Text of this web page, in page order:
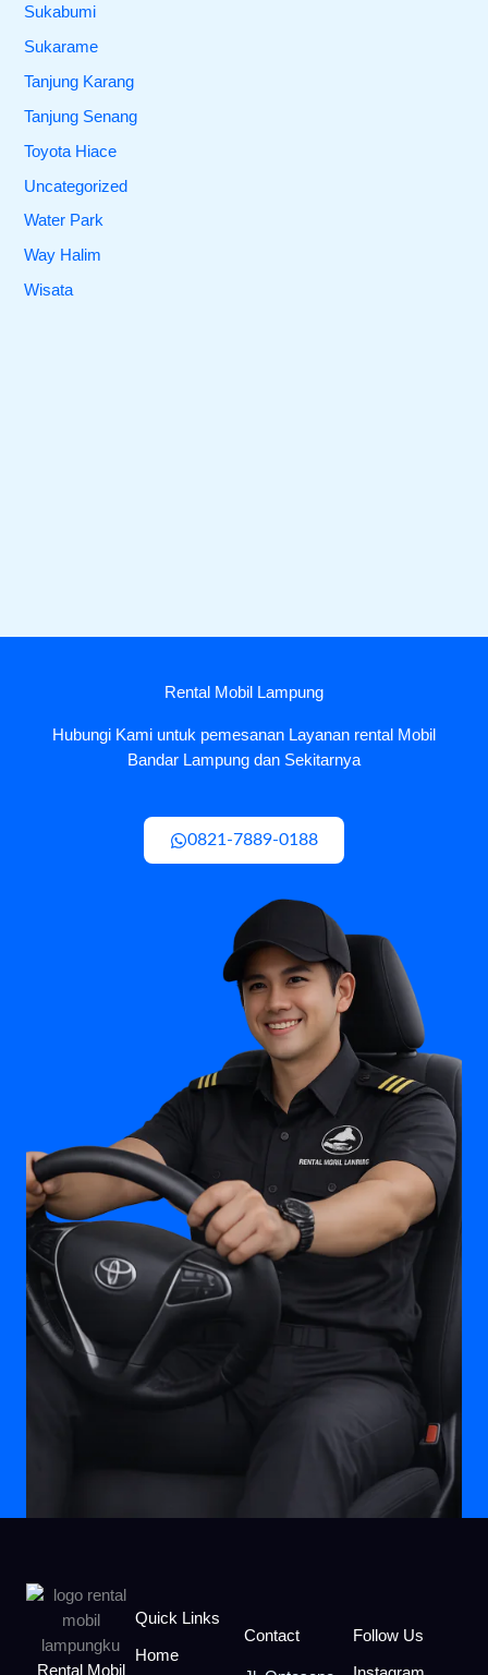
Sukabumi
Sukarame
Tanjung Karang
Tanjung Senang
Toyota Hiace
Uncategorized
Water Park
Way Halim
Wisata
Rental Mobil Lampung
Hubungi Kami untuk pemesanan Layanan rental Mobil
Bandar Lampung dan Sekitarnya
0821-7889-0188
Rental Mobil
Quick Links
Home
Contact Follow Us